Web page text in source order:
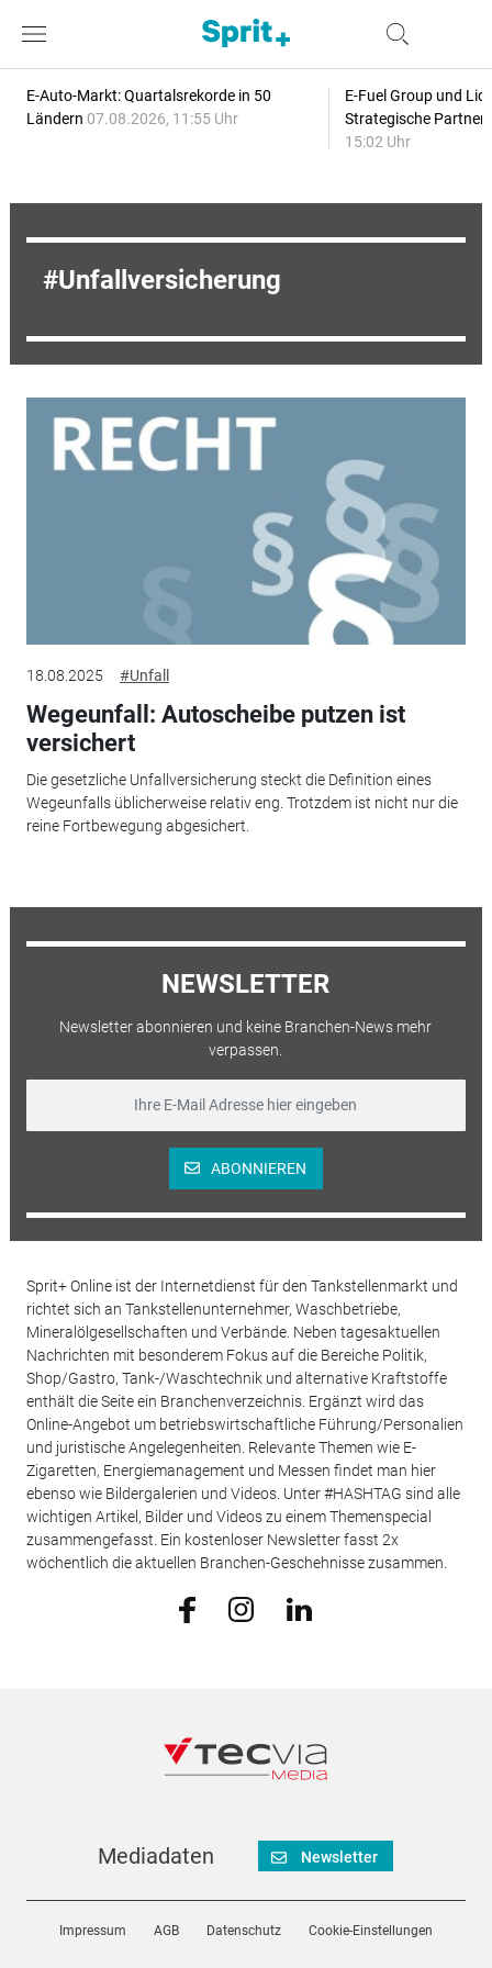
E-Auto-Markt: Quartalsrekorde in 50
Ländern 07.08.2026, 11:55 Uhr
E-Fuel Group und
Strategische
15:02 Uhr
Unfallversicherung
18.08.2025 #Unfall
Wegeunfall: Autoscheibe putzen ist
versichert
Die gesetzliche Unfallversicherung steckt die Definition eines
Wegeunfalls üblicherweise relativ eng. Trotzdem ist nicht nur die
reine Fortbewegung abgesichert.
NEWSLETTER
Newsletter abonnieren und keine Branchen-News mehr
verpassen.
ABONNIEREN
Sprit+ Online ist der Internetdienst für den Tankstellenmarkt und
richtet sich an Tankstellenunternehmer, Waschbetriebe,
Mineralölgesellschaften und Verbände. Neben tagesaktuellen
Nachrichten mit besonderem Fokus auf die Bereiche Politik,
Shop/Gastro, Tank-/Waschtechnik und alternative Kraftstoffe
enthält die Seite ein Branchenverzeichnis. Ergänzt wird das
Online-Angebot um betriebswirtschaftliche Führung/Personalien
und juristische Angelegenheiten. Relevante Themen wie E-
Zigaretten, Energiemanagement und Messen findet man hier
ebenso wie Bildergalerien und Videos. Unter #HASHTAG sind alle
wichtigen Artikel, Bilder und Videos zu einem Themenspecial
zusammengefasst. Ein kostenloser Newsletter fasst 2x
wöchentlich die aktuellen Branchen-Geschehnisse zusammen.
Mediadaten Newsletter
Impressum AGB Datenschutz Cookie-Einstellungen